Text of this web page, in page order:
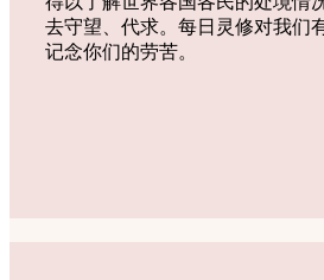
去守望、代求。每日灵修对我们
记念你们的劳苦。